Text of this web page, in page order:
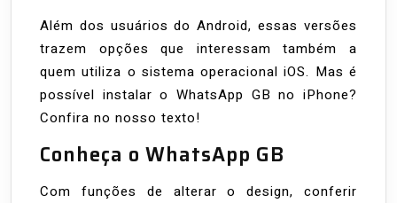
Além dos usuários do Android, essas versões
trazem opções que interessam também a
quem utiliza o sistema operacional iOS. Mas é
possível instalar o WhatsApp GB no iPhone?
Confira no nosso texto!
Conheça o WhatsApp GB
Com funções de alterar o design, conferir